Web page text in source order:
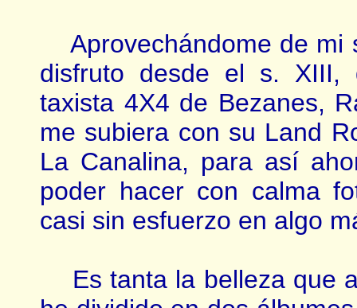
Aprovechándome de mi
disfruto desde el s. XIII,
taxista 4X4 de Bezanes,
me subiera con su Land
La Canalina, para así
poder hacer con calma
casi sin esfuerzo en algo
Es tanta la belleza que